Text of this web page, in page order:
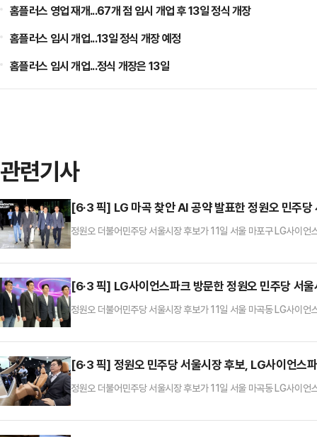
홈플러스 영업 재개...67개 점 임시 개업 후 13일 정식 개장
홈플러스 임시 개업...13일 정식 개장 예정
홈플러스 임시 개업...정식 개장은 13일
관련기사
[6·3 픽] LG 마곡 찾안 AI 공약 발표한 정원오 민주당
정원오 더불어민주당 서울시장 후보가 11일 서울 마포구 LG사이
[6·3 픽] LG사이언스파크 방문한 정원오 민주당 서울
정원오 더불어민주당 서울시장 후보가 11일 서울 마곡동 LG사이
[6·3 픽] 정원오 민주당 서울시장 후보, LG사이언스
정원오 더불어민주당 서울시장 후보가 11일 서울 마곡동 LG사이